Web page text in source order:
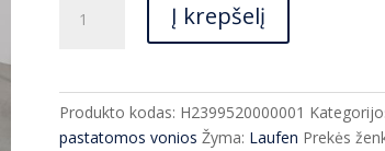
kiekis:
Į krepšelį
Produkto kodas: H2399520000001
pastatomos vonios Žyma: Laufen Prekės